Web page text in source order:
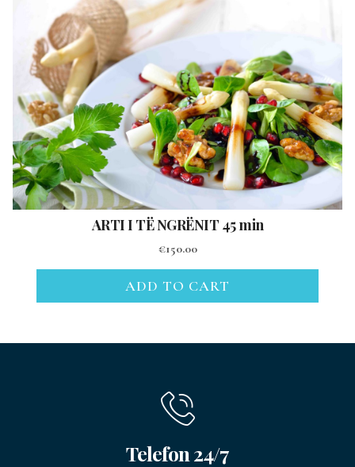
ARTI I TË NGRËNIT 45 min
€150.00
ADD TO CART
Telefon 24/7